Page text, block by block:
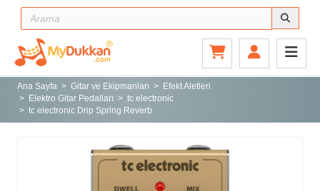
Ana Sayfa
Gitar ve Ekipmanları
Sahne ve Stüdyo
Ana Sayfa Gitar ve Ekipmanları
Efekt Aletleri
Elektro Gitar Pedalları
tc electronic
tc electronic Drip Spring Reverb